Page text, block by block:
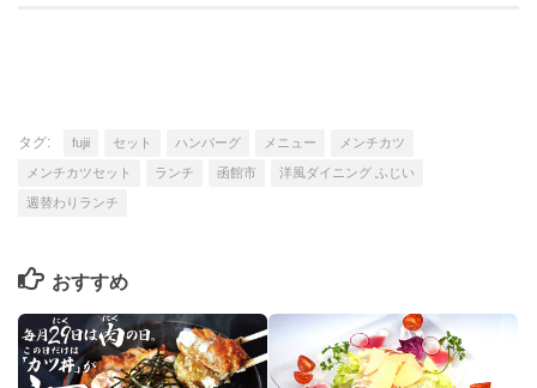
タグ: fujii セット ハンバーグ メニュー メンチカツ
メンチカツセット ランチ 函館市 洋風ダイニング ふじい
週替わりランチ
おすすめ